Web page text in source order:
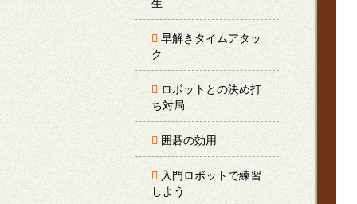
早解きタイムアタッ
ク
ロボットとの決め打
ち対局
囲碁の効用
入門ロボットで練習
しよう